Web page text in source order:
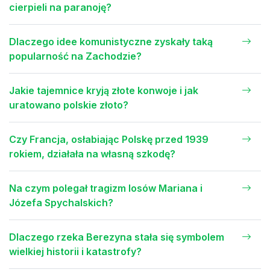
cierpieli na paranoję?
Dlaczego idee komunistyczne zyskały taką
popularność na Zachodzie?
Jakie tajemnice kryją złote konwoje i jak
uratowano polskie złoto?
Czy Francja, osłabiając Polskę przed 1939
rokiem, działała na własną szkodę?
Na czym polegał tragizm losów Mariana i
Józefa Spychalskich?
Dlaczego rzeka Berezyna stała się symbolem
wielkiej historii i katastrofy?